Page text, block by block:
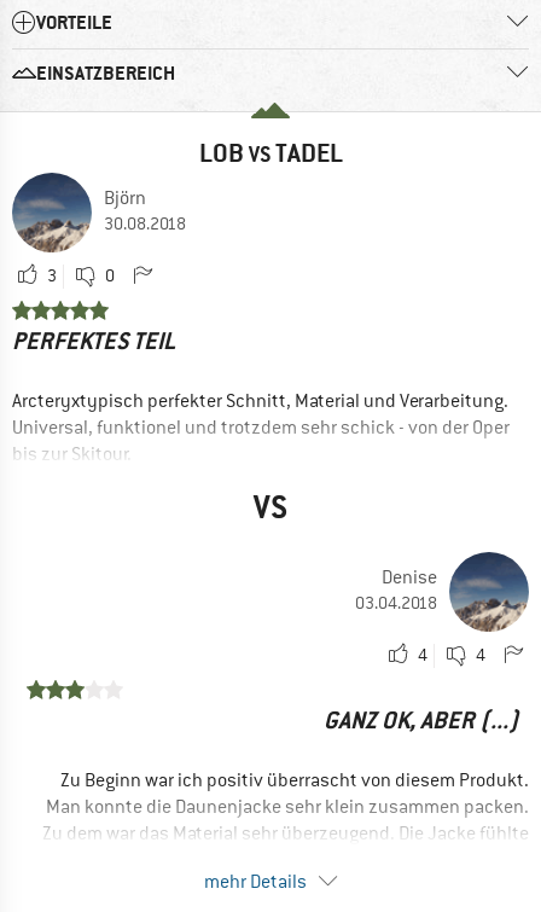
VORTEILE
EINSATZBEREICH
LOB VSTADEL
Björn
30.08.2018
3 0
PERFEKTES TEIL
Arcteryxtypisch perfekter Schnitt, Material und Verarbeitung.
Universal, funktionel und trotzdem sehr schick - von der Oper
bis zur Skitour.
Skitouren
Winterwandern
Allround
Reisen
VS
Denise
03.04.2018
4 4
GANZ OK, ABER (...)
Zu Beginn war ich positiv überrascht von diesem Produkt.
Man konnte die Daunenjacke sehr klein zusammen packen.
Zu dem war das Material sehr überzeugend. Die Jacke fühlte
Daunen-Federfüllung). Ich hatte sie sofort getestet.
mehr Details